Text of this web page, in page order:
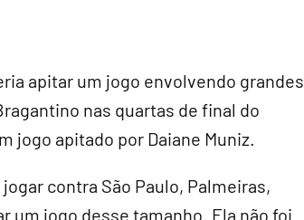
apitar um jogo envolvendo grandes
nas quartas de final do
jogo apitado por Daiane Muniz.
contra São Paulo, Palmeiras,
um jogo desse tamanho. Ela não foi